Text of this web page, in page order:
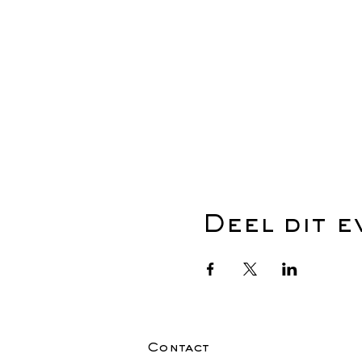
Deel dit
Contact